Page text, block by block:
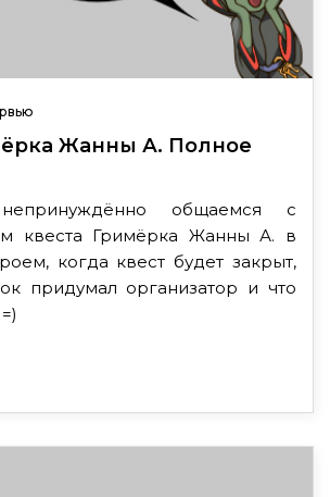
Жанны А. Полное
общаемся с
квеста Гримёрка Жанны А. в
когда квест будет закрыт,
придумал организатор и что